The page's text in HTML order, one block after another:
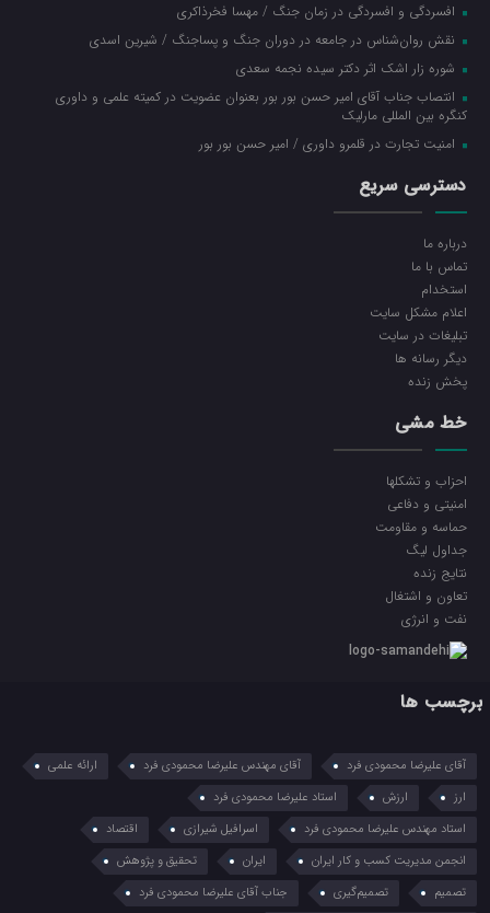
افسردگی و افسردگی در زمان جنگ / مهسا فخرذاکری
نقش روان‌شناس در جامعه در دوران جنگ و پساجنگ / شیرین اسدی
شوره زار اشک اثر دکتر سیده نجمه سعدی
انتصاب جناب آقای امیر حسن بور بور بعنوان عضویت در کمیته علمی و داوری
کنگره بین المللی مارلیک
امنیت تجارت در قلمرو داوری / امیر حسن بور بور
دسترسی سریع
درباره ما
تماس با ما
استخدام
اعلام مشکل سایت
تبلیغات در سایت
ديگر رسانه ها
پخش زنده
خط مشی
احزاب و تشکلها
امنیتی و دفاعی
حماسه و مقاومت
جداول لیگ
نتایج زنده
تعاون و اشتغال
نفت و انرژی
برچسب ها
آقای علیرضا محمودی فرد آقای مهندس علیرضا محمودی فرد
ارائه علمی
ارز
ارزش
استاد علیرضا محمودی فرد
استاد مهندس علیرضا محمودی فرد
اسرافیل شیرازی
اقتصاد
انجمن مدیریت کسب و کار ایران
ایران
تحقیق و پژوهش
تصمیم
تصمیم‌گیری
جناب آقای علیرضا محمودی فرد